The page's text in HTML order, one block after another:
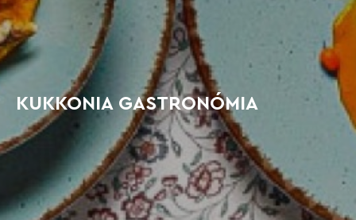
KUKKONIA GASTRONÓMIA